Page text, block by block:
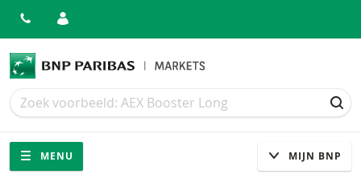
Zoek
Zoek
Navigatie
Site navigatie
MENU MIJN BNP